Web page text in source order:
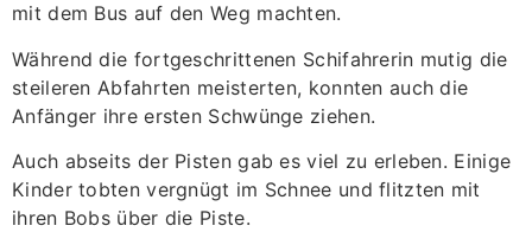
mit dem Bus auf den Weg machten.
Während die fortgeschrittenen Schifahrerin mutig die
steileren Abfahrten meisterten, konnten auch die
Anfänger ihre ersten Schwünge ziehen.
Auch abseits der Pisten gab es viel zu erleben. Einige
Kinder tobten vergnügt im Schnee und flitzten mit
ihren Bobs über die Piste.